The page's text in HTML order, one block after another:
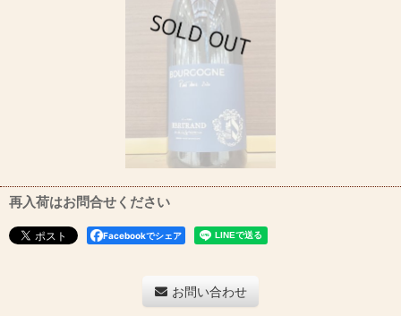
再入荷はお問合せください
Facebookでシェア
お問い合わせ